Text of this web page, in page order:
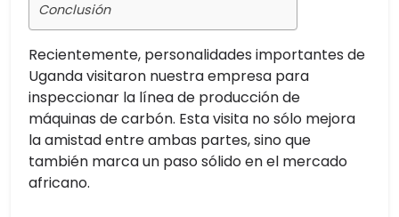
Conclusión
Recientemente, personalidades importantes de
Uganda visitaron nuestra empresa para
inspeccionar la línea de producción de
máquinas de carbón. Esta visita no sólo mejora
la amistad entre ambas partes, sino que
también marca un paso sólido en el mercado
africano.